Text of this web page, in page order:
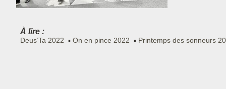
À lire :
Deus’Ta 2022 On en pince 2022 Printemps des sonneurs